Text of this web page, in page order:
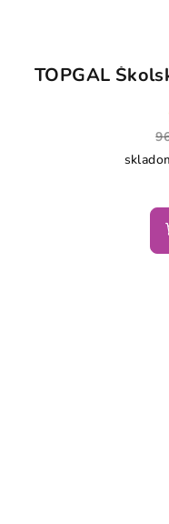
TOPGAL